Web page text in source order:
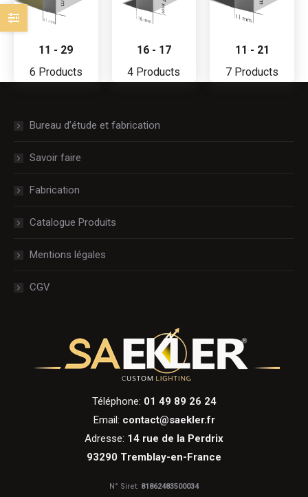
11 - 29
6 Products
16 - 17
4 Products
11 - 21
7 Products
Bureau d’étude et fabrication
Savoir faire
Fabrication
Catalogue Produits
Mentions légales
CGV
Téléphone: 01 49 89 26 24
Email: contact@saekler.fr
Adresse: 14 rue de la Perdrix
93290 Tremblay-en-France
N° Siret: 81862483500034